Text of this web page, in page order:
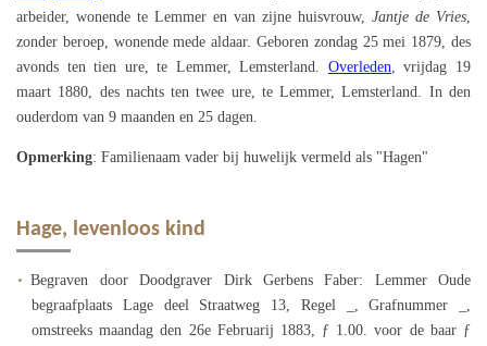
arbeider, wonende te Lemmer en van zijne huisvrouw, Jantje de Vries,
zonder beroep, wonende mede aldaar. Geboren zondag 25 mei 1879, des
avonds ten tien ure, te Lemmer, Lemsterland. Overleden, vrijdag 19
maart 1880, des nachts ten twee ure, te Lemmer, Lemsterland. In den
ouderdom van 9 maanden en 25 dagen.
Opmerking: Familienaam vader bij huwelijk vermeld als "Hagen"
Hage, levenloos kind
Begraven door Doodgraver Dirk Gerbens Faber: Lemmer Oude
begraafplaats Lage deel Straatweg 13, Regel _, Grafnummer _,
omstreeks maandag den 26e Februarij 1883, ƒ 1.00. voor de baar ƒ